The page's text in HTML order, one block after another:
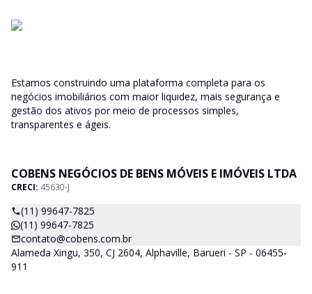
Estamos construindo uma plataforma completa para os
negócios imobiliários com maior liquidez, mais segurança e
gestão dos ativos por meio de processos simples,
transparentes e ágeis.
COBENS NEGÓCIOS DE BENS MÓVEIS E IMÓVEIS LTDA
CRECI: 45630-J
(11) 99647-7825
(11) 99647-7825
contato@cobens.com.br
Alameda Xingu, 350, CJ 2604, Alphaville, Barueri - SP - 06455-
911